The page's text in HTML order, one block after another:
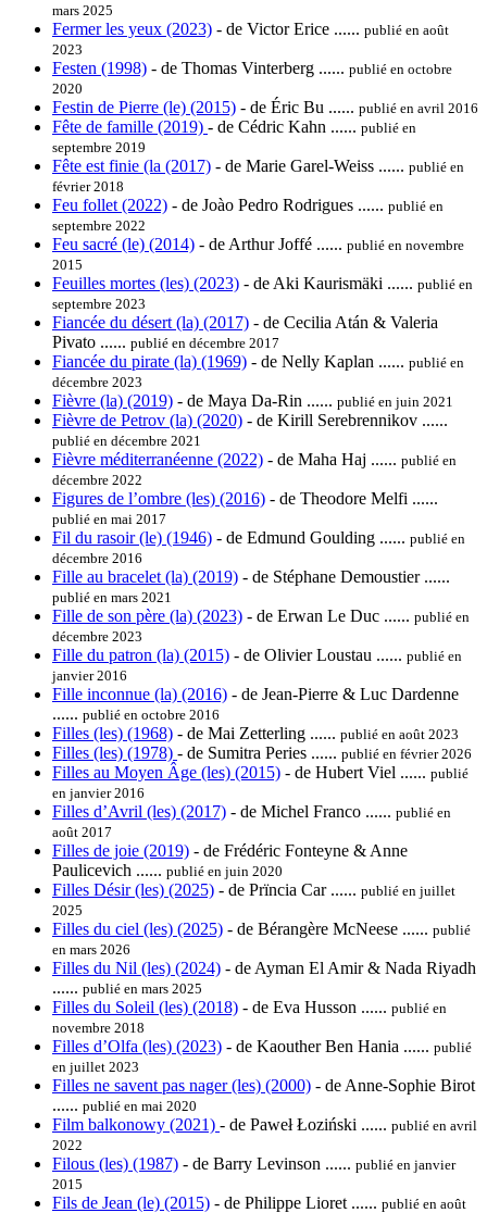
mars 2025
Fermer les yeux (2023) - de Victor Erice ...... publié en août
2023
Festen (1998) - de Thomas Vinterberg ...... publié en octobre
2020
Festin de Pierre (le) (2015) - de Éric Bu ...... publié en avril 2016
Fête de famille (2019) - de Cédric Kahn ...... publié en
septembre 2019
Fête est finie (la (2017) - de Marie Garel-Weiss ...... publié en
février 2018
Feu follet (2022) - de Joào Pedro Rodrigues ...... publié en
septembre 2022
Feu sacré (le) (2014) - de Arthur Joffé ...... publié en novembre
2015
Feuilles mortes (les) (2023) - de Aki Kaurismäki ...... publié en
septembre 2023
Fiancée du désert (la) (2017) - de Cecilia Atán & Valeria
Pivato ...... publié en décembre 2017
Fiancée du pirate (la) (1969) - de Nelly Kaplan ...... publié en
décembre 2023
Fièvre (la) (2019) - de Maya Da-Rin ...... publié en juin 2021
Fièvre de Petrov (la) (2020) - de Kirill Serebrennikov ......
publié en décembre 2021
Fièvre méditerranéenne (2022) - de Maha Haj ...... publié en
décembre 2022
Figures de l’ombre (les) (2016) - de Theodore Melfi ......
publié en mai 2017
Fil du rasoir (le) (1946) - de Edmund Goulding ...... publié en
décembre 2016
Fille au bracelet (la) (2019) - de Stéphane Demoustier ......
publié en mars 2021
Fille de son père (la) (2023) - de Erwan Le Duc ...... publié en
décembre 2023
Fille du patron (la) (2015) - de Olivier Loustau ...... publié en
janvier 2016
Fille inconnue (la) (2016) - de Jean-Pierre & Luc Dardenne
...... publié en octobre 2016
Filles (les) (1968) - de Mai Zetterling ...... publié en août 2023
Filles (les) (1978) - de Sumitra Peries ...... publié en février 2026
Filles au Moyen Âge (les) (2015) - de Hubert Viel ...... publié
en janvier 2016
Filles d’Avril (les) (2017) - de Michel Franco ...... publié en
août 2017
Filles de joie (2019) - de Frédéric Fonteyne & Anne
Paulicevich ...... publié en juin 2020
Filles Désir (les) (2025) - de Prïncia Car ...... publié en juillet
2025
Filles du ciel (les) (2025) - de Bérangère McNeese ...... publié
en mars 2026
Filles du Nil (les) (2024) - de Ayman El Amir & Nada Riyadh
...... publié en mars 2025
Filles du Soleil (les) (2018) - de Eva Husson ...... publié en
novembre 2018
Filles d’Olfa (les) (2023) - de Kaouther Ben Hania ...... publié
en juillet 2023
Filles ne savent pas nager (les) (2000) - de Anne-Sophie Birot
...... publié en mai 2020
Film balkonowy (2021) - de Paweł Łoziński ...... publié en avril
2022
Filous (les) (1987) - de Barry Levinson ...... publié en janvier
2015
Fils de Jean (le) (2015) - de Philippe Lioret ...... publié en août